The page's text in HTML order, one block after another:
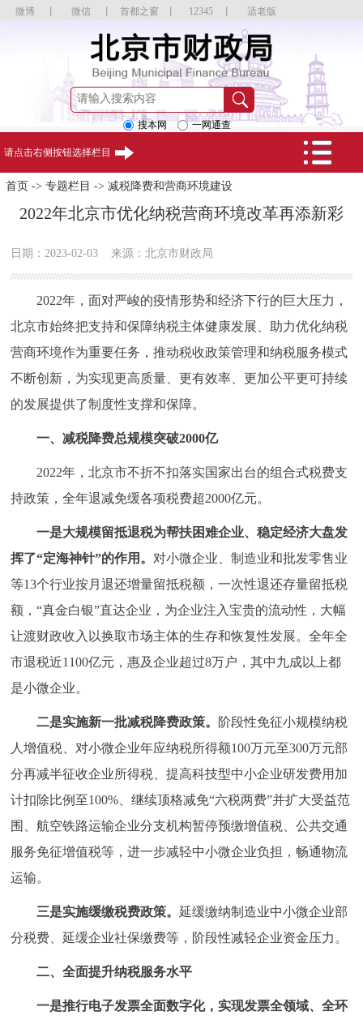
微博 微信 12345 适老版
首都之窗
搜本网 一网通查
请点击右侧按钮选择栏目
首页 -> 专题栏目 -> 减税降费和营商环境建设
2022年北京市优化纳税营商环境改革再添新彩
日期：2023-02-03 来源：北京市财政局
2022年，面对严峻的疫情形势和经济下行的巨大压力，
北京市始终把支持和保障纳税主体健康发展、助力优化纳税
营商环境作为重要任务，推动税收政策管理和纳税服务模式
不断创新，为实现更高质量、更有效率、更加公平更可持续
的发展提供了制度性支撑和保障。
一、减税降费总规模突破2000亿
2022年，北京市不折不扣落实国家出台的组合式税费支
持政策，全年退减免缓各项税费超2000亿元。
一是大规模留抵退税为帮扶困难企业、稳定经济大盘发
挥了“定海神针”的作用。 对小微企业、制造业和批发零售业
等13个行业按月退还增量留抵税额，一次性退还存量留抵税
额，“真金白银”直达企业，为企业注入宝贵的流动性，大幅
让渡财政收入以换取市场主体的生存和恢复性发展。全年全
市退税近1100亿元，惠及企业超过8万户，其中九成以上都
是小微企业。
二是实施新一批减税降费政策。
阶段性免征小规模纳税
人增值税、对小微企业年应纳税所得额100万元至300万元部
分再减半征收企业所得税、提高科技型中小企业研发费用加
计扣除比例至100%、继续顶格减免“六税两费”并扩大受益范
围、航空铁路运输企业分支机构暂停预缴增值税、公共交通
服务免征增值税等，进一步减轻中小微企业负担，畅通物流
运输。
三是实施缓缴税费政策。延缓缴纳制造业中小微企业部
分税费、延缓企业社保缴费等，阶段性减轻企业资金压力。
二、全面提升纳税服务水平
一是推行电子发票全面数字化，实现发票全领域、全环